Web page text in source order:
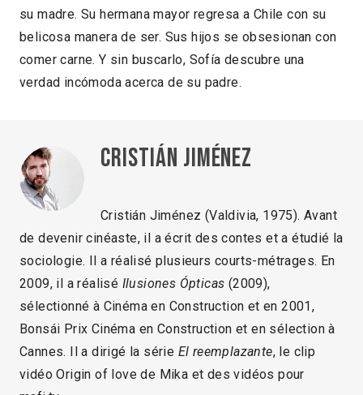
su madre. Su hermana mayor regresa a Chile con su
belicosa manera de ser. Sus hijos se obsesionan con
comer carne. Y sin buscarlo, Sofía descubre una
verdad incómoda acerca de su padre.
Cristián Jiménez
Cristián Jiménez (Valdivia, 1975). Avant
de devenir cinéaste, il a écrit des contes et a étudié la
sociologie. Il a réalisé plusieurs courts-métrages. En
2009, il a réalisé Ilusiones Ópticas (2009),
sélectionné à Cinéma en Construction et en 2001,
Bonsái Prix Cinéma en Construction et en sélection à
Cannes. Il a dirigé la série El reemplazante, le clip
vidéo Origin of love de Mika et des vidéos pour